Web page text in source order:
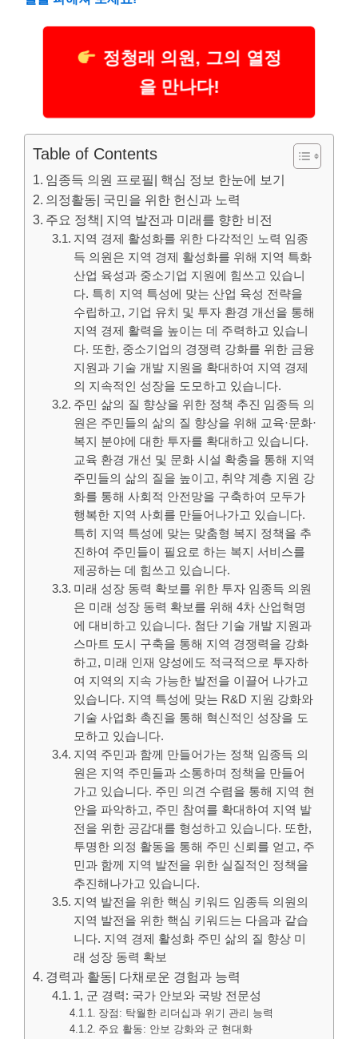
정청래 의원, 그의 열정
을 만나다!
Table of Contents
임종득 의원 프로필| 핵심 정보 한눈에 보기
의정활동| 국민을 위한 헌신과 노력
주요 정책| 지역 발전과 미래를 향한 비전
지역 경제 활성화를 위한 다각적인 노력 임종
득 의원은 지역 경제 활성화를 위해 지역 특화
산업 육성과 중소기업 지원에 힘쓰고 있습니
다. 특히 지역 특성에 맞는 산업 육성 전략을
수립하고, 기업 유치 및 투자 환경 개선을 통해
지역 경제 활력을 높이는 데 주력하고 있습니
다. 또한, 중소기업의 경쟁력 강화를 위한 금융
지원과 기술 개발 지원을 확대하여 지역 경제
의 지속적인 성장을 도모하고 있습니다.
주민 삶의 질 향상을 위한 정책 추진 임종득 의
원은 주민들의 삶의 질 향상을 위해 교육·문화·
복지 분야에 대한 투자를 확대하고 있습니다.
교육 환경 개선 및 문화 시설 확충을 통해 지역
주민들의 삶의 질을 높이고, 취약 계층 지원 강
화를 통해 사회적 안전망을 구축하여 모두가
행복한 지역 사회를 만들어나가고 있습니다.
특히 지역 특성에 맞는 맞춤형 복지 정책을 추
진하여 주민들이 필요로 하는 복지 서비스를
제공하는 데 힘쓰고 있습니다.
미래 성장 동력 확보를 위한 투자 임종득 의원
은 미래 성장 동력 확보를 위해 4차 산업혁명
에 대비하고 있습니다. 첨단 기술 개발 지원과
스마트 도시 구축을 통해 지역 경쟁력을 강화
하고, 미래 인재 양성에도 적극적으로 투자하
여 지역의 지속 가능한 발전을 이끌어 나가고
있습니다. 지역 특성에 맞는 R&D 지원 강화와
기술 사업화 촉진을 통해 혁신적인 성장을 도
모하고 있습니다.
지역 주민과 함께 만들어가는 정책 임종득 의
원은 지역 주민들과 소통하며 정책을 만들어
가고 있습니다. 주민 의견 수렴을 통해 지역 현
안을 파악하고, 주민 참여를 확대하여 지역 발
전을 위한 공감대를 형성하고 있습니다. 또한,
투명한 의정 활동을 통해 주민 신뢰를 얻고, 주
민과 함께 지역 발전을 위한 실질적인 정책을
추진해나가고 있습니다.
지역 발전을 위한 핵심 키워드 임종득 의원의
지역 발전을 위한 핵심 키워드는 다음과 같습
니다. 지역 경제 활성화 주민 삶의 질 향상 미
래 성장 동력 확보
경력과 활동| 다채로운 경험과 능력
1, 군 경력: 국가 안보와 국방 전문성
장점: 탁월한 리더십과 위기 관리 능력
주요 활동: 안보 강화와 군 현대화